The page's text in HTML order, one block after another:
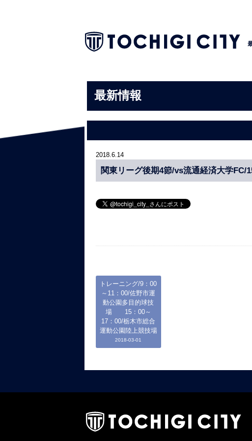
最新情報
2018.6.14
関東リーグ後期4節/vs流通経済大学
トレーニング/9：00
～11：00/佐野市運
動公園多目的球技
場 15：00～
17：00/栃木市総合
運動公園陸上競技場
2018-03-01